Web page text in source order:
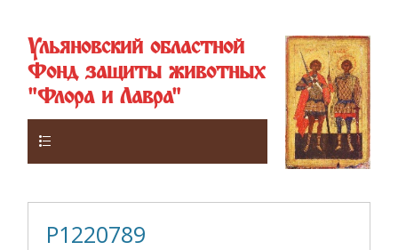
Ульяновский областной
Фонд защиты животных
"Флора и Лавра"
P1220789